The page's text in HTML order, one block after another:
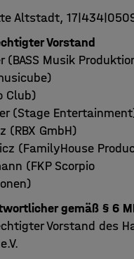
Altstadt,
Vorstand
(BASS Musik
Club)
(Stage
(RBX GmbH)
(FamilyHouse
(FKP Scorpio
gemäß § 6
Vorstand des